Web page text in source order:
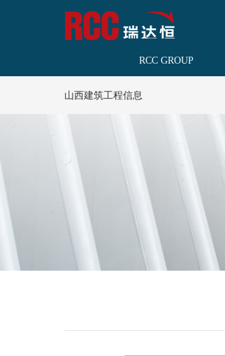
RCC GROUP
山西建筑工程信息